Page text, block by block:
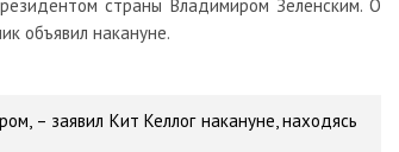
страны Владимиром Зеленским. О
объявил накануне.
– заявил Кит Келлог накануне, находясь